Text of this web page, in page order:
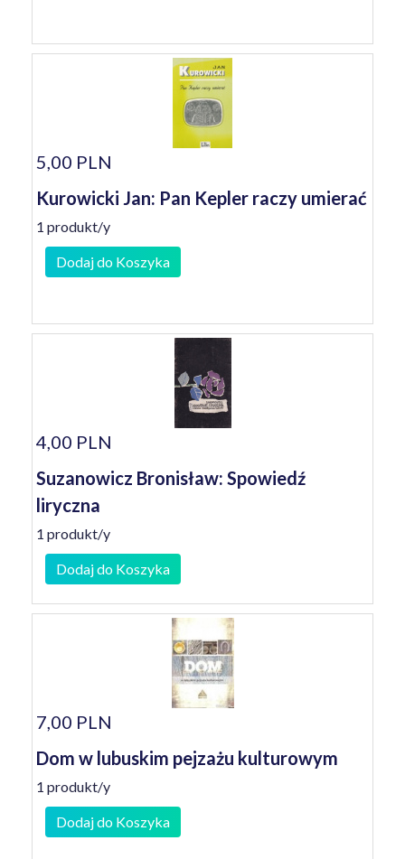
5,00 PLN
Kurowicki Jan: Pan Kepler raczy umierać
1 produkt/y
Dodaj do Koszyka
4,00 PLN
Suzanowicz Bronisław: Spowiedź
liryczna
1 produkt/y
Dodaj do Koszyka
7,00 PLN
Dom w lubuskim pejzażu kulturowym
1 produkt/y
Dodaj do Koszyka